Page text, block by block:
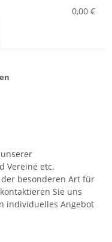
0,00 €
Vereine etc.
der besonderen Art für
Sie uns
individuelles Angebot